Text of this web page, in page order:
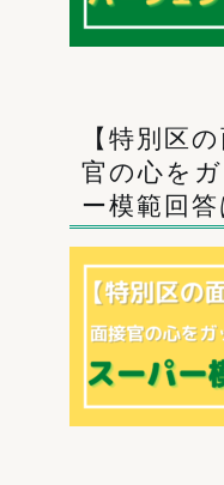
【特別区
官の心を
ー模範回答